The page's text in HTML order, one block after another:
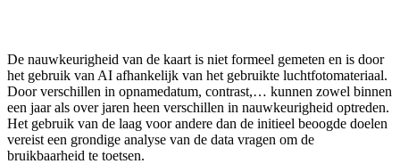
De nauwkeurigheid van de kaart is niet formeel gemeten en is door
het gebruik van AI afhankelijk van het gebruikte luchtfotomateriaal.
Door verschillen in opnamedatum, contrast,… kunnen zowel binnen
een jaar als over jaren heen verschillen in nauwkeurigheid optreden.
Het gebruik van de laag voor andere dan de initieel beoogde doelen
vereist een grondige analyse van de data vragen om de
bruikbaarheid te toetsen.